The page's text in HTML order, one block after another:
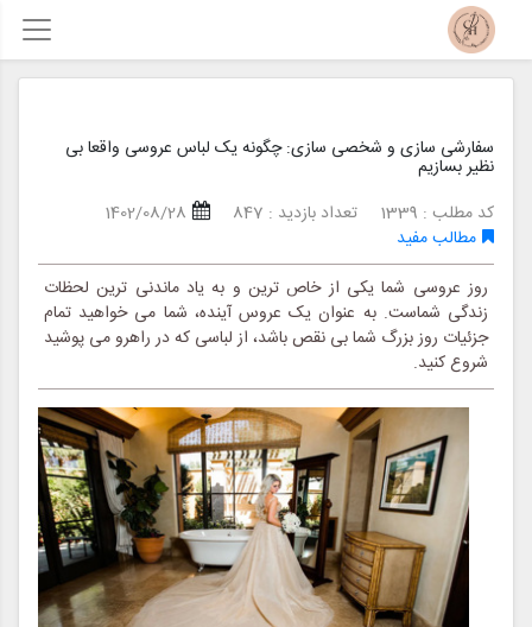
سفارشی سازی و شخصی سازی: چگونه یک لباس عروسی واقعا بی
نظیر بسازیم
کد مطلب : 1339
تعداد بازدید : 847
1402/08/28
مطالب مفید
روز عروسی شما یکی از خاص ترین و به یاد ماندنی ترین لحظات
زندگی شماست. به عنوان یک عروس آینده، شما می خواهید تمام
جزئیات روز بزرگ شما بی نقص باشد، از لباسی که در راهرو می پوشید
شروع کنید.